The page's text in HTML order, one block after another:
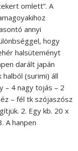
omlett”. A
annyi
hogy
halsüteményt
darált japán
(surimi) áll
– 4 nagy tojás – 2
– fél tk szójaszósz
2. Egy kb. 20 x
A hanpen